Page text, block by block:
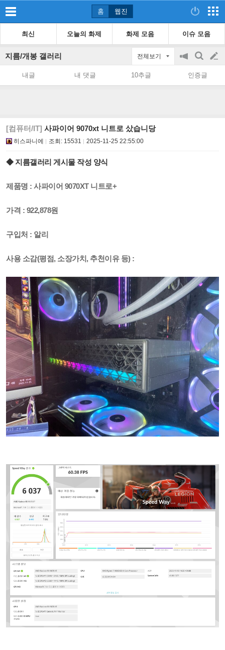
홈 웹진
최신 오늘의 화제 화제 모음 이슈 모음
지름/개봉 갤러리 전체보기
공
on/off
검
색
글
쓰
내글 내 댓글 10추글 인증글
[컴퓨터/IT] 사파이어 9070xt 니트로 샀습니당
히스파니에 조회: 15531 2025-11-25 22:55:00
◆ 지름갤러리 게시물 작성 양식
제품명 : 사파이어 9070XT 니트로+
가격 : 922,878원
구입처 : 알리
사용 소감(평점, 소장가치, 추천이유 등) :